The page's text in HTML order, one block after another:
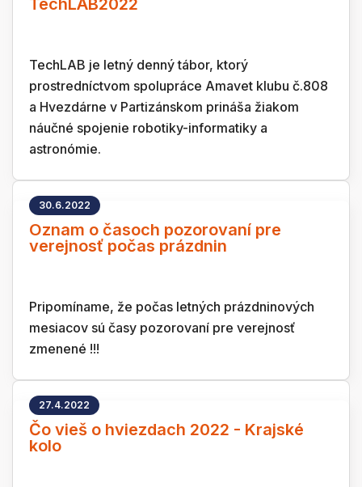
TechLAB2022
TechLAB je letný denný tábor, ktorý
prostredníctvom spolupráce Amavet klubu č.808
a Hvezdárne v Partizánskom prináša žiakom
náučné spojenie robotiky-informatiky a
astronómie.
30.6.2022
Oznam o časoch pozorovaní pre
verejnosť počas prázdnin
Pripomíname, že počas letných prázdninových
mesiacov sú časy pozorovaní pre verejnosť
zmenené !!!
27.4.2022
Čo vieš o hviezdach 2022 - Krajské
kolo